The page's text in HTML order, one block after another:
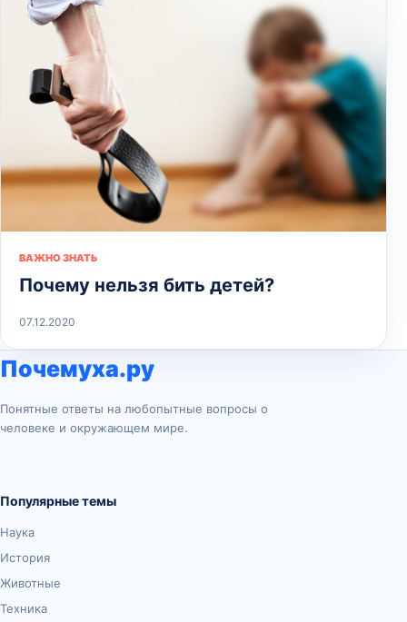
ВАЖНО ЗНАТЬ
Почему нельзя бить детей?
07.12.2020
Почемуха.ру
Понятные ответы на любопытные вопросы о
человеке и окружающем мире.
Популярные темы
Наука
История
Животные
Техника